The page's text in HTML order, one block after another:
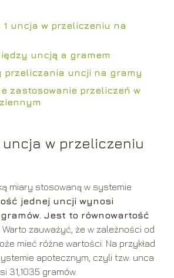
1 uncja w przeliczeniu na
uncją a gramem
przeliczania uncji na gramy
zastosowanie przeliczeń w
uncja w przeliczeniu
miary stosowaną w systemie
jednej uncji wynosi
gramów. Jest to równowartość
. Warto zauważyć, że w zależności od
mieć różne wartości. Na przykład
apotecznym, czyli tzw. unca
31,1035 gramów.